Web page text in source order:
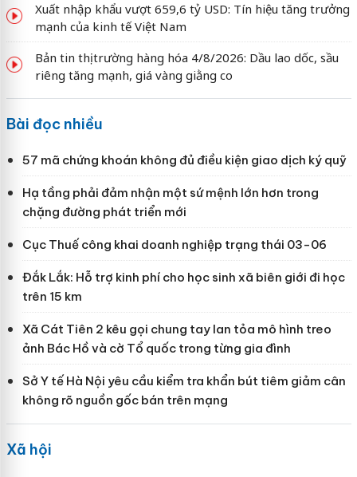
Xuất nhập khẩu vượt 659,6 tỷ USD: Tín hiệu tăng trưởng
mạnh của kinh tế Việt Nam
Bản tin thị trường hàng hóa 4/8/2026: Dầu lao dốc, sầu
riêng tăng mạnh, giá vàng giằng co
Bài đọc nhiều
57 mã chứng khoán không đủ điều kiện giao dịch ký quỹ
Hạ tầng phải đảm nhận một sứ mệnh lớn hơn trong
chặng đường phát triển mới
Cục Thuế công khai doanh nghiệp trạng thái 03-06
Đắk Lắk: Hỗ trợ kinh phí cho học sinh xã biên giới đi học
trên 15 km
Xã Cát Tiên 2 kêu gọi chung tay lan tỏa mô hình treo
ảnh Bác Hồ và cờ Tổ quốc trong từng gia đình
Sở Y tế Hà Nội yêu cầu kiểm tra khẩn bút tiêm giảm cân
không rõ nguồn gốc bán trên mạng
Xã hội